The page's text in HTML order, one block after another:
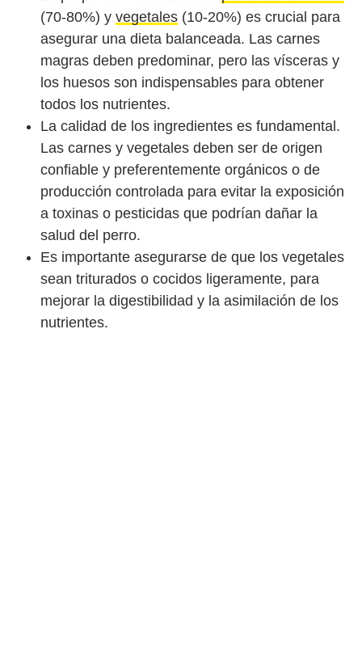
(70-80%) y vegetales (10-20%) es crucial para
asegurar una dieta balanceada. Las carnes
magras deben predominar, pero las vísceras y
los huesos son indispensables para obtener
todos los nutrientes.
La calidad de los ingredientes es fundamental.
Las carnes y vegetales deben ser de origen
confiable y preferentemente orgánicos o de
producción controlada para evitar la exposición
a toxinas o pesticidas que podrían dañar la
salud del perro.
Es importante asegurarse de que los vegetales
sean triturados o cocidos ligeramente, para
mejorar la digestibilidad y la asimilación de los
nutrientes.